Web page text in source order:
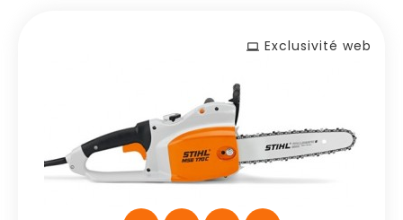
Exclusivité web